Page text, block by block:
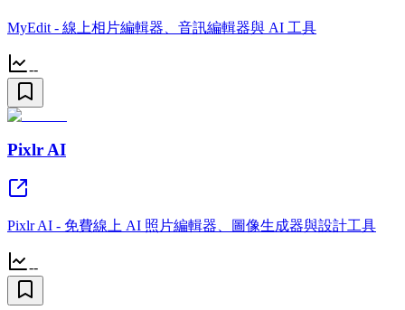
MyEdit - 線上相片編輯器、音訊編輯器與 AI 工具
--
Pixlr AI
Pixlr AI - 免費線上 AI 照片編輯器、圖像生成器與設計工具
--